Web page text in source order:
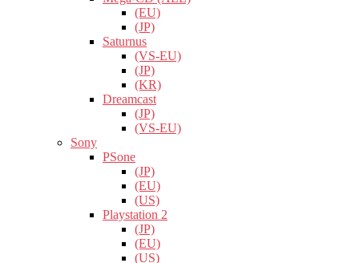
(EU)
(JP)
Saturnus
(VS-EU)
(JP)
(KR)
Dreamcast
(JP)
(VS-EU)
Sony
PSone
(JP)
(EU)
(US)
Playstation 2
(JP)
(EU)
(US)